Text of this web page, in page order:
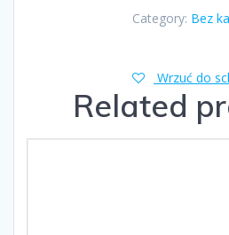
Category: Bez
Wrzuć do
Related